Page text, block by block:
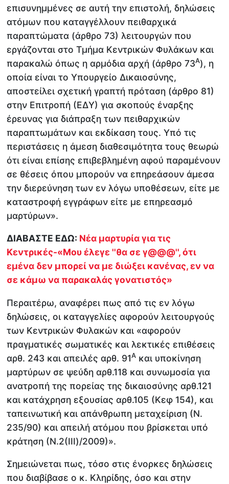
επισυνημμένες σε αυτή την επιστολή, δηλώσεις
ατόμων που καταγγέλλουν πειθαρχικά
παραπτώματα (άρθρο 73) λειτουργών που
εργάζονται στο Τμήμα Κεντρικών Φυλάκων και
παρακαλώ όπως η αρμόδια αρχή (άρθρο 73Α), η
οποία είναι το Υπουργείο Δικαιοσύνης,
αποστείλει σχετική γραπτή πρόταση (άρθρο 81)
στην Επιτροπή (ΕΔΥ) για σκοπούς έναρξης
έρευνας για διάπραξη των πειθαρχικών
παραπτωμάτων και εκδίκαση τους. Υπό τις
περιστάσεις η άμεση διαθεσιμότητα τους θεωρώ
ότι είναι επίσης επιβεβλημένη αφού παραμένουν
σε θέσεις όπου μπορούν να επηρεάσουν άμεσα
την διερεύνηση των εν λόγω υποθέσεων, είτε με
καταστροφή εγγράφων είτε με επηρεασμό
μαρτύρων».
ΔΙΑΒΑΣΤΕ ΕΔΩ: Νέα μαρτυρία για τις
Κεντρικές-«Μου έλεγε ''θα σε γ@@@'', ότι
εμένα δεν μπορεί να με διώξει κανένας, εν να
σε κάμω να παρακαλάς γονατιστός»
Περαιτέρω, αναφέρει πως από τις εν λόγω
δηλώσεις, οι καταγγελίες αφορούν λειτουργούς
των Κεντρικών Φυλακών και «αφορούν
πραγματικές σωματικές και λεκτικές επιθέσεις
αρθ. 243 και απειλές αρθ. 91Α και υποκίνηση
μαρτύρων σε ψεύδη αρθ.118 και συνωμοσία για
ανατροπή της πορείας της δικαιοσύνης αρθ.121
και κατάχρηση εξουσίας αρθ.105 (Κεφ 154), και
ταπεινωτική και απάνθρωπη μεταχείριση (Ν.
235/90) και απειλή ατόμου που βρίσκεται υπό
κράτηση (Ν.2(ΙΙΙ)/2009)».
Σημειώνεται πως, τόσο στις ένορκες δηλώσεις
που διαβίβασε ο κ. Κληρίδης, όσο και στην